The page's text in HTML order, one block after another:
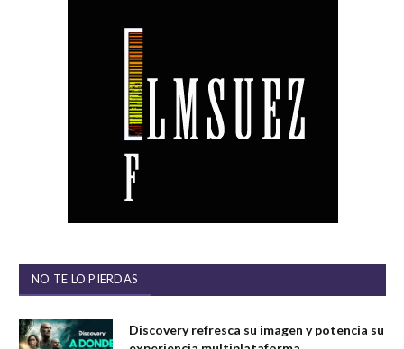
NO TE LO PIERDAS
Discovery refresca su imagen y potencia su